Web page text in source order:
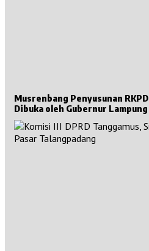
Musrenbang Penyusunan
Dibuka oleh Gubernur Lampung